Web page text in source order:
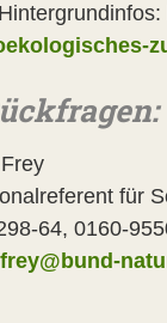
64, 0160-